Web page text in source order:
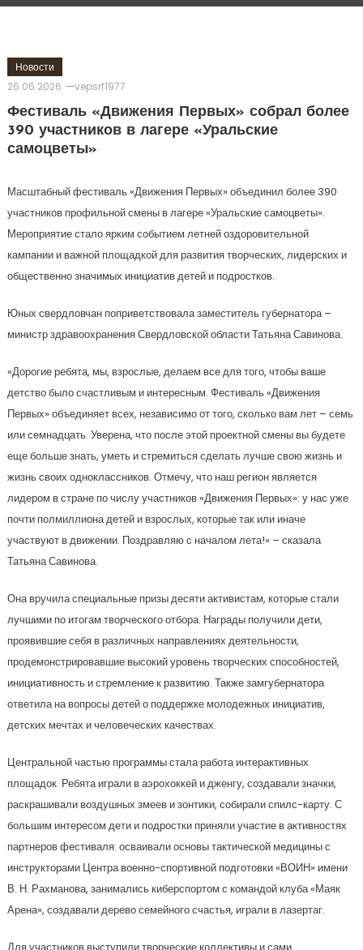
Новости
26.06.2026
vepsrf1977
Фестиваль «Движения Первых» собрал более
390 участников в лагере «Уральские
самоцветы»
Масштабный фестиваль «Движения Первых» объединил более 390
участников профильной смены в лагере «Уральские самоцветы».
Мероприятие стало ярким событием летней оздоровительной
кампании и важной площадкой для развития творческих, лидерских и
общественно значимых инициатив детей и подростков.
Юных свердловчан поприветствовала заместитель губернатора –
министр здравоохранения Свердловской области Татьяна Савинова.
«Дорогие ребята, мы, взрослые, делаем все для того, чтобы ваше
детство было счастливым и интересным. Фестиваль «Движения
Первых» объединяет всех, независимо от того, сколько вам лет – семь
или семнадцать. Уверена, что после этой проектной смены вы будете
еще больше знать, уметь и стремиться сделать лучше свою жизнь и
жизнь своих одноклассников. Отмечу, что наш регион является
лидером в стране по числу участников «Движения Первых»: у нас уже
почти полмиллиона детей и взрослых, которые так или иначе
участвуют в движении. Поздравляю с началом лета!» – сказала
Татьяна Савинова.
Она вручила специальные призы десяти активистам, которые стали
лучшими по итогам творческого отбора. Награды получили дети,
проявившие себя в различных направлениях деятельности,
продемонстрировавшие высокий уровень творческих способностей,
инициативность и стремление к развитию. Также замгубернатора
ответила на вопросы детей о поддержке молодежных инициатив,
детских мечтах и человеческих качествах.
Центральной частью программы стала работа интерактивных
площадок. Ребята играли в аэрохоккей и дженгу, создавали значки,
раскрашивали воздушных змеев и зонтики, собирали спилс-карту. С
большим интересом дети и подростки приняли участие в активностях
партнеров фестиваля: осваивали основы тактической медицины с
инструкторами Центра военно-спортивной подготовки «ВОИН» имени
В. Н. Рахманова, занимались киберспортом с командой клуба «Маяк
Арена», создавали дерево семейного счастья, играли в лазертаг.